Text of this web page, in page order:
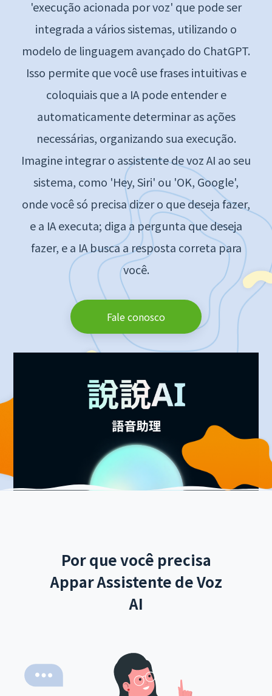
'execução acionada por voz' que pode ser
integrada a vários sistemas, utilizando o
modelo de linguagem avançado do ChatGPT.
Isso permite que você use frases intuitivas e
coloquiais que a IA pode entender e
automaticamente determinar as ações
necessárias, organizando sua execução.
Imagine integrar o assistente de voz AI ao seu
sistema, como 'Hey, Siri' ou 'OK, Google',
onde você só precisa dizer o que deseja fazer,
e a IA executa; diga a pergunta que deseja
fazer, e a IA busca a resposta correta para
você.
Fale conosco
Por que você precisa
Appar Assistente de Voz
AI